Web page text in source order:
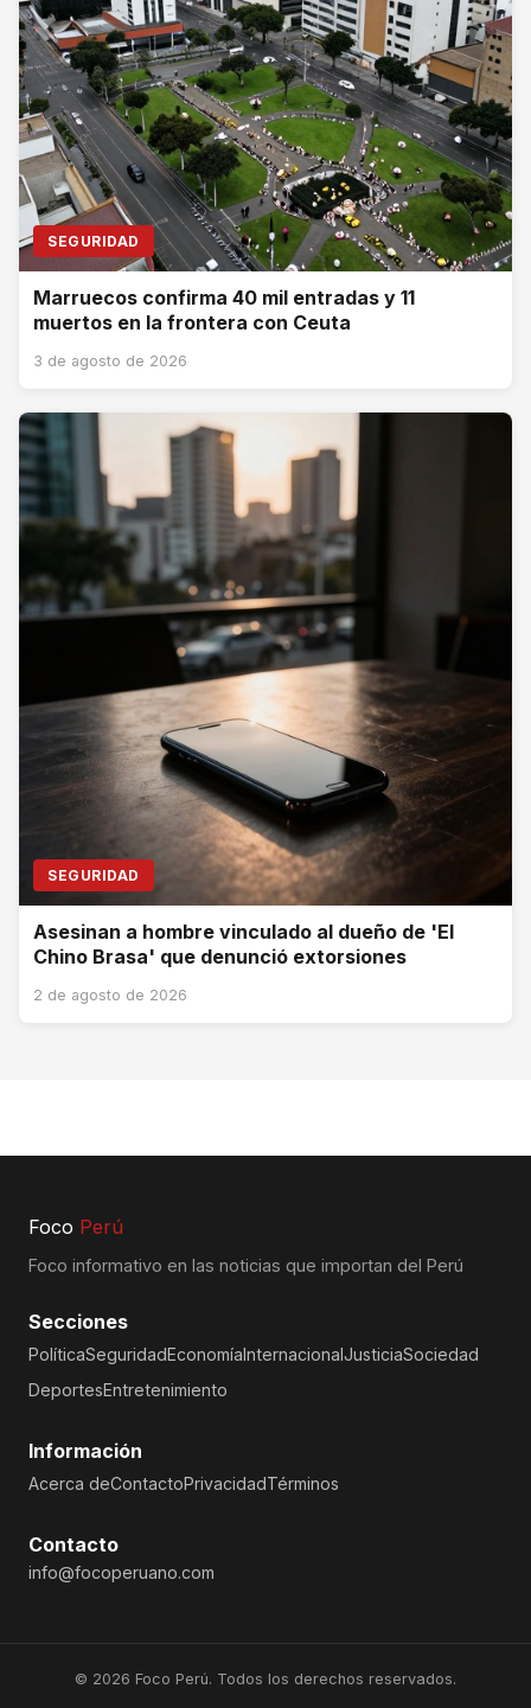
SEGURIDAD
Marruecos confirma 40 mil entradas y 11
muertos en la frontera con Ceuta
3 de agosto de 2026
SEGURIDAD
Asesinan a hombre vinculado al dueño de 'El
Chino Brasa' que denunció extorsiones
2 de agosto de 2026
Foco Perú
Foco informativo en las noticias que importan del Perú
Secciones
PolíticaSeguridadEconomíaInternacionalJusticiaSociedad
DeportesEntretenimiento
Información
Acerca deContactoPrivacidadTérminos
Contacto
info@focoperuano.com
© 2026 Foco Perú. Todos los derechos reservados.